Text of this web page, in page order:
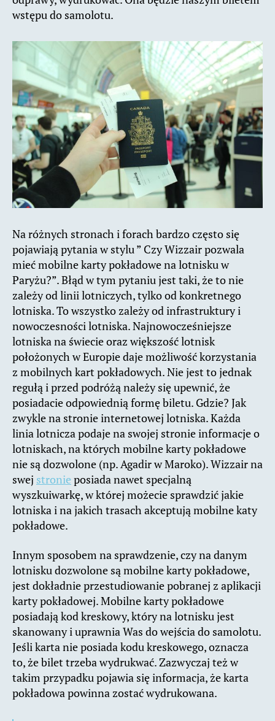
wstępu do samolotu.
Na różnych stronach i forach bardzo często się
pojawiają pytania w stylu ” Czy Wizzair pozwala
mieć mobilne karty pokładowe na lotnisku w
Paryżu?”. Błąd w tym pytaniu jest taki, że to nie
zależy od linii lotniczych, tylko od konkretnego
lotniska. To wszystko zależy od infrastruktury i
nowoczesności lotniska. Najnowocześniejsze
lotniska na świecie oraz większość lotnisk
położonych w Europie daje możliwość korzystania
z mobilnych kart pokładowych. Nie jest to jednak
regułą i przed podróżą należy się upewnić, że
posiadacie odpowiednią formę biletu. Gdzie? Jak
zwykle na stronie internetowej lotniska. Każda
linia lotnicza podaje na swojej stronie informacje o
lotniskach, na których mobilne karty pokładowe
nie są dozwolone (np. Agadir w Maroko). Wizzair na
swej stronie posiada nawet specjalną
wyszkuiwarkę, w której możecie sprawdzić jakie
lotniska i na jakich trasach akceptują mobilne katy
pokładowe.
Innym sposobem na sprawdzenie, czy na danym
lotnisku dozwolone są mobilne karty pokładowe,
jest dokładnie przestudiowanie pobranej z aplikacji
karty pokładowej. Mobilne karty pokładowe
posiadają kod kreskowy, który na lotnisku jest
skanowany i uprawnia Was do wejścia do samolotu.
Jeśli karta nie posiada kodu kreskowego, oznacza
to, że bilet trzeba wydrukwać. Zazwyczaj też w
takim przypadku pojawia się informacja, że karta
pokładowa powinna zostać wydrukowana.